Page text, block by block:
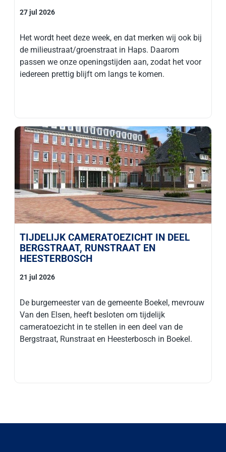
27 jul 2026
Het wordt heet deze week, en dat merken wij ook bij
de milieustraat/groenstraat in Haps. Daarom
passen we onze openingstijden aan, zodat het voor
iedereen prettig blijft om langs te komen.
TIJDELIJK CAMERATOEZICHT IN DEEL
BERGSTRAAT, RUNSTRAAT EN
HEESTERBOSCH
21 jul 2026
De burgemeester van de gemeente Boekel, mevrouw
Van den Elsen, heeft besloten om tijdelijk
cameratoezicht in te stellen in een deel van de
Bergstraat, Runstraat en Heesterbosch in Boekel.